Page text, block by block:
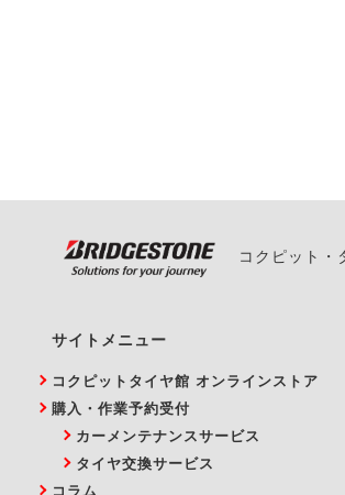
ま
コクピット・
サイトメニュー
コクピットタイヤ館 オンラインストア
購入・作業予約受付
カーメンテナンスサービス
タイヤ交換サービス
コラム